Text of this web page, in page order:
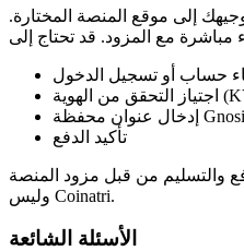
إلى موقع المنصة المختارة.
حساب أو تسجيل الدخول
تأكيد الدفع
والتسليم من قبل مزود المنصة
وليس Coinatri.
الأسئلة الشائعة